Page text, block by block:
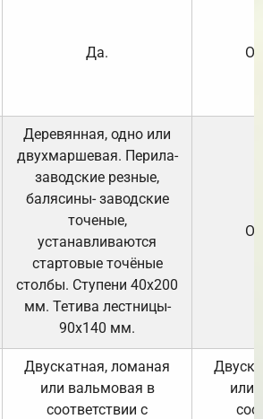
Да.
Деревянная, одно или
двухмаршевая. Перила-
заводские резные,
балясины- заводские
точеные,
устанавливаются
стартовые точёные
столбы. Ступени 40х200
мм. Тетива лестницы-
90х140 мм.
Двускатная, ломаная
или вальмовая в
соответствии с
или